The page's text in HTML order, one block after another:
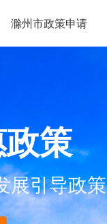
滁州市政策申请
策
展引导政策